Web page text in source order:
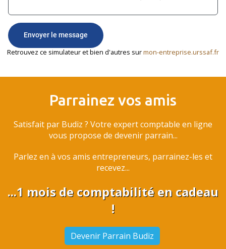
Retrouvez ce simulateur et bien d'autres surmon-entreprise.urssaf.fr
Parrainez vos amis
Satisfait par Budiz ? Votre expert comptable en ligne
vous propose de devenir parrain...
Parlez en à vos amis entrepreneurs, parrainez-les et
recevez...
...1 mois de comptabilité en cadeau
!
Devenir Parrain Budiz